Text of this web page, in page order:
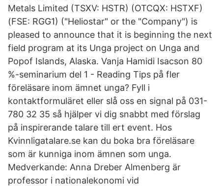
Metals Limited (TSXV: HSTR) (OTCQX: HSTXF)
(FSE: RGG1) ("Heliostar" or the "Company") is
pleased to announce that it is beginning the next
field program at its Unga project on Unga and
Popof Islands, Alaska. Vanja Hamidi Isacson 80
%-seminarium del 1 - Reading Tips på fler
föreläsare inom ämnet unga? Fyll i
kontaktformuläret eller slå oss en signal på 031-
780 32 35 så hjälper vi dig snabbt med förslag
på inspirerande talare till ert event. Hos
Kvinnligatalare.se kan du boka bra föreläsare
som är kunniga inom ämnen som unga.
Medverkande: Anna Dreber Almenberg är
professor i nationalekonomi vid